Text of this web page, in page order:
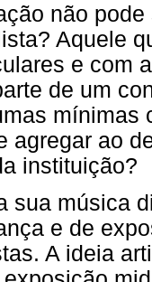
não
Aquele
e com
de um
mínimas
agregar ao
instituição?
sua música
e de
A ideia